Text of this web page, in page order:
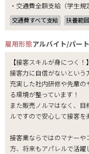
・交通費全額支給（学生
交通費すべて支給 扶養範
雇用形態アルバイト/パート
【接客スキルが身につく！】
接客力に自信がないという
充実した社内研修や先輩
る環境が整っています！
また販売ノルマはなく、
ルですので安心して接客を
接客業ならではのマナー
方、将来もアパレルで活躍